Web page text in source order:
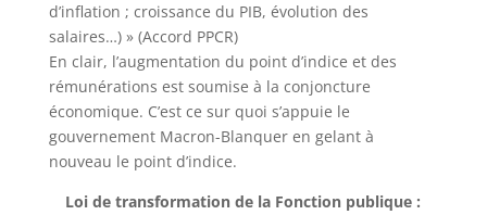
d’inflation ; croissance du PIB, évolution des
salaires…) » (Accord PPCR)
En clair, l’augmentation du point d’indice et des
rémunérations est soumise à la conjoncture
économique. C’est ce sur quoi s’appuie le
gouvernement Macron-Blanquer en gelant à
nouveau le point d’indice.
Loi de transformation de la Fonction publique :